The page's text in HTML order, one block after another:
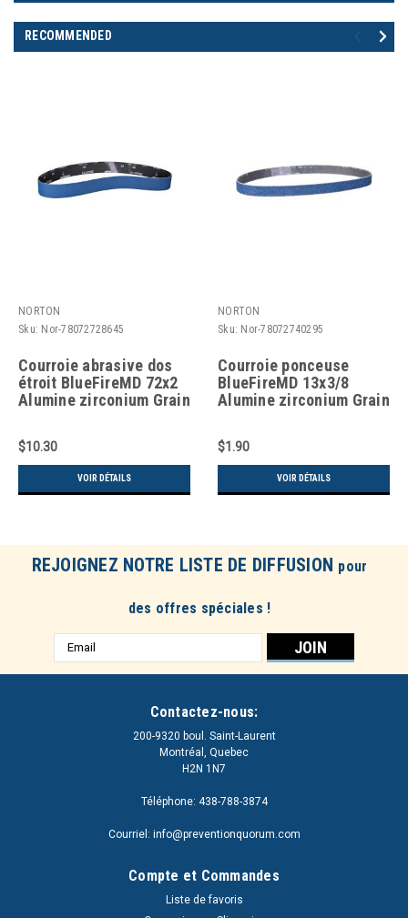
RECOMMENDED
NORTON
Sku: Nor-78072728645
Courroie abrasive dos
étroit BlueFireMD 72x2
Alumine zirconium Grain
$10.30
VOIR DÉTAILS
NORTON
Sku: Nor-78072740295
Courroie ponceuse
BlueFireMD 13x3/8
Alumine zirconium Grain
$1.90
VOIR DÉTAILS
REJOIGNEZ NOTRE LISTE DE DIFFUSION pour
des offres spéciales !
Adresse
e-
Contactez-nous:
200-9320 boul. Saint-Laurent
Montréal, Quebec
H2N 1N7
Téléphone: 438-788-3874
Courriel: info@preventionquorum.com
Compte et Commandes
Liste de favoris